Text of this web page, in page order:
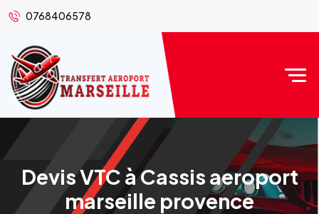
0768406578
Devis VTC à Cassis aeroport
marseille provence